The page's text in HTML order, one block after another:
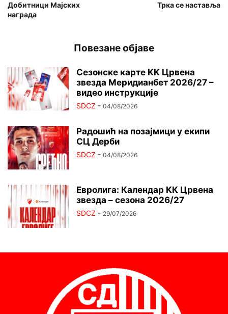
Добитници Мајских
награда
Трка се наставља
Повезане објаве
Сезонске карте КК Црвена
звезда Меридианбет 2026/27 –
видео инструкције
SDCZ - 04/08/2026
Радошић на позајмици у екипи
СЦ Дерби
SDCZ - 04/08/2026
Евролига: Календар КК Црвена
звезда – сезона 2026/27
SDCZ - 29/07/2026